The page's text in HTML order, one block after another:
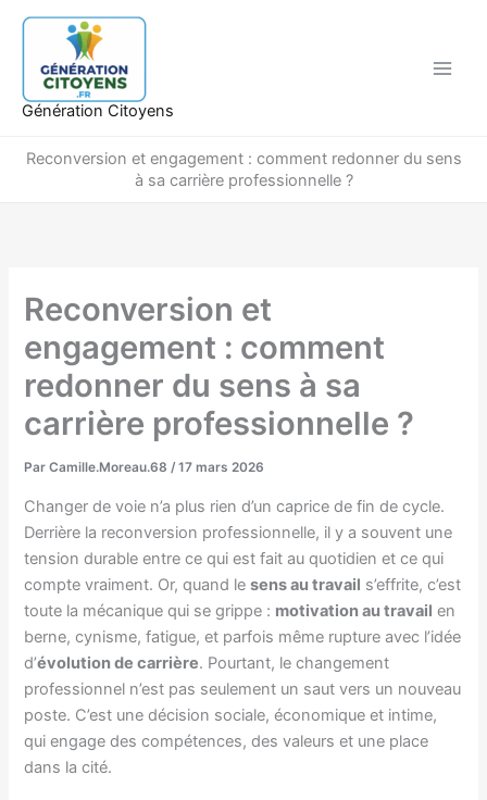
Aller
contenu
Génération Citoyens
Reconversion et engagement : comment redonner du sens
à sa carrière professionnelle ?
Reconversion et
engagement : comment
redonner du sens à sa
carrière professionnelle ?
ParCamille.Moreau.68/17 mars 2026
Changer de voie n’a plus rien d’un caprice de fin de cycle.
Derrière la reconversion professionnelle, il y a souvent une
tension durable entre ce qui est fait au quotidien et ce qui
compte vraiment. Or, quand lesens au travail s’effrite, c’est
toute la mécanique qui se grippe : motivation au travail en
berne, cynisme, fatigue, et parfois même rupture avec l’idée
d’évolution de carrière. Pourtant, le changement
professionnel n’est pas seulement un saut vers un nouveau
poste. C’est une décision sociale, économique et intime,
qui engage des compétences, des valeurs et une place
dans la cité.